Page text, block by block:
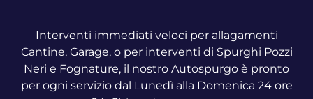
Interventi immediati veloci per allagamenti
Cantine, Garage, o per interventi di Spurghi Pozzi
Neri e Fognature, il nostro Autospurgo è pronto
per ogni servizio dal Lunedì alla Domenica 24 ore